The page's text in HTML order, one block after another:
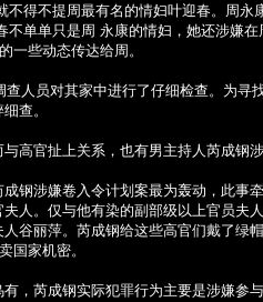
得不提周最有名的情妇叶迎春。周永
不单单只是周 永康的情妇，她还涉嫌
一些动态传达给周。
查人员对其家中进行了仔细检查。为寻
查。
高官扯上关系，也有男主持人芮成钢涉
钢涉嫌卷入令计划案最为轰动，此事
人。仅与他有染的副部级以上官员夫
谷丽萍。芮成钢给这些高官们戴了绿
国家机密。
，芮成钢实际犯罪行为主要是涉嫌参